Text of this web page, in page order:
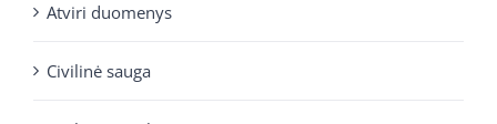
Atviri duomenys
Civilinė sauga